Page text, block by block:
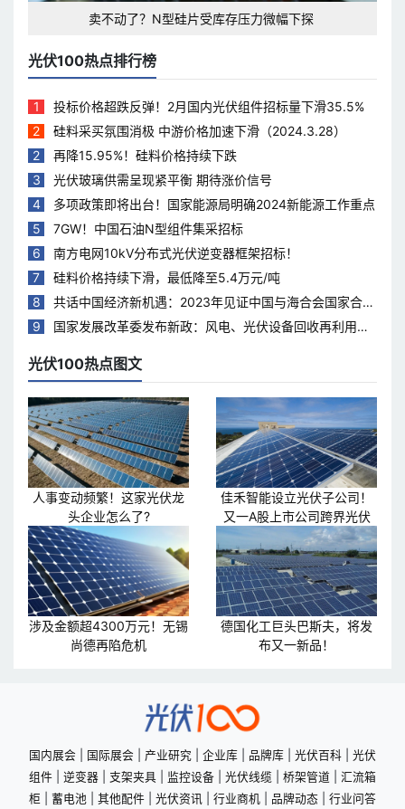
卖不动了？N型硅片受库存压力微幅下探
光伏100热点排行榜
1
投标价格超跌反弹！2月国内光伏组件招标量下滑35.5%
2
硅料采买氛围消极 中游价格加速下滑（2024.3.28）
2
再降15.95%！硅料价格持续下跌
3
光伏玻璃供需呈现紧平衡 期待涨价信号
4
多项政策即将出台！国家能源局明确2024新能源工作重点
5
7GW！中国石油N型组件集采招标
6
南方电网10kV分布式光伏逆变器框架招标！
7
硅料价格持续下滑，最低降至5.4万元/吨
8
共话中国经济新机遇：2023年见证中国与海合会国家合作
热度持续升温
9
国家发展改革委发布新政：风电、光伏设备回收再利用，
光伏100热点图文
人事变动频繁！这家光伏龙
头企业怎么了?
佳禾智能设立光伏子公司！
又一A股上市公司跨界光伏
涉及金额超4300万元！无锡
尚德再陷危机
德国化工巨头巴斯夫，将发
布又一新品！
国内展会 国际展会 产业研究 企业库 品牌库 光伏百科
光伏
组件
逆变器 支架夹具 监控设备 光伏线缆 桥架管道
汇流箱
柜
蓄电池 其他配件 光伏资讯 行业商机 品牌动态 行业问答